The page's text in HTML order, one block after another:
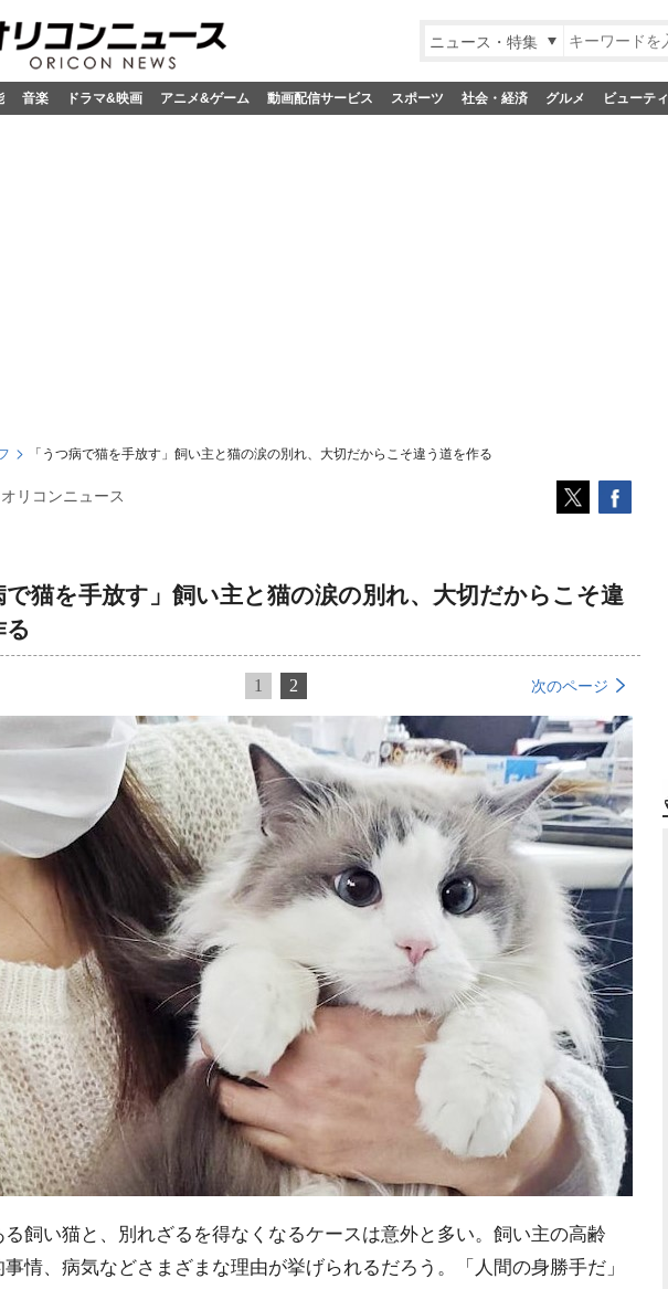
ニュース・特集
音楽 ドラマ&映画 アニメ&ゲーム 動画配信サービス スポーツ 社会・経済 グルメ ビューティ
「うつ病で猫を手放す」飼い主と猫の涙の別れ、大切だからこそ違う道を作る
オリコンニュース
で猫を手放す」飼い主と猫の涙の別れ、大切だからこそ違
る
1 2 次のページ
飼い猫と、別れざるを得なくなるケースは意外と多い。飼い主の高齢
情、病気などさまざまな理由が挙げられるだろう。「人間の身勝手だ」